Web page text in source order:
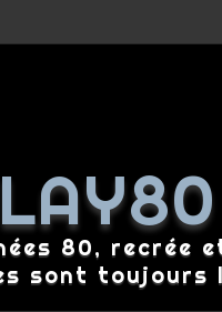
80, recrée
sont toujours